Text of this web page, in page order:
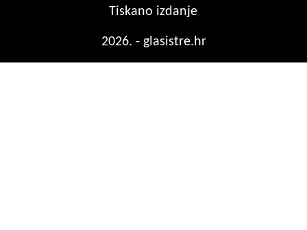
Tiskano izdanje
2026. - glasistre.hr